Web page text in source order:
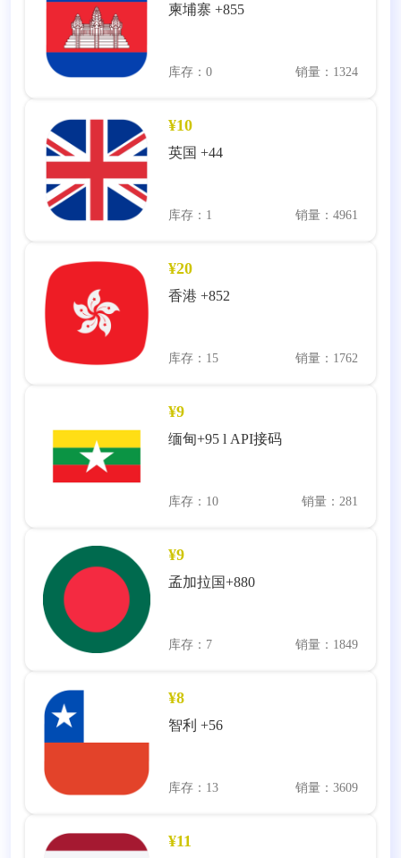
柬埔寨 +855
库存：0 销量：1324
¥10
英国 +44
库存：1 销量：4961
¥20
香港 +852
库存：15 销量：1762
¥9
缅甸+95 l API接码
库存：10 销量：281
¥9
孟加拉国+880
库存：7 销量：1849
¥8
智利 +56
库存：13 销量：3609
¥11